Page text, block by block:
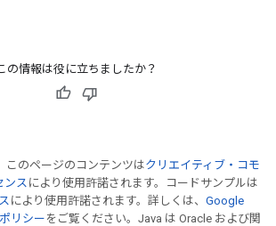
の情報は役に立ちましたか？
このページのコンテンツはクリエイティブ・コモ
ンスにより使用許諾されます。コードサンプルは
により使用許諾されます。詳しくは、 Google
リシー をご覧ください。Java は Oracle および関